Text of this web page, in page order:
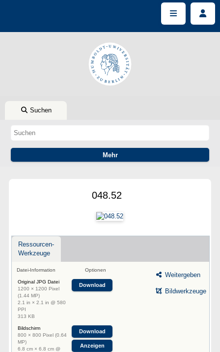
Suchen
048.52
Ressourcen-
Werkzeuge
Datei-Information Optionen
Original JPG Datei
1200 × 1200 Pixel
(1.44 MP)
2.1 in × 2.1 in @ 580
PPI
313 KB
Download
Bildschirm
800 × 800 Pixel (0.64
MP)
6.8 cm × 6.8 cm @
Download
Anzeigen
Weitergeben
Bildwerkzeuge